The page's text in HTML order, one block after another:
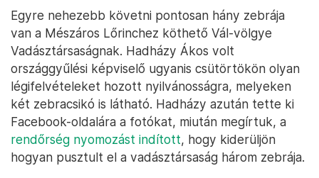
Egyre nehezebb követni pontosan hány zebrája
van a Mészáros Lőrinchez köthető Vál-völgye
Vadásztársaságnak. Hadházy Ákos volt
országgyűlési képviselő ugyanis csütörtökön olyan
légifelvételeket hozott nyilvánosságra, melyeken
két zebracsikó is látható. Hadházy azután tette ki
Facebook-oldalára a fotókat, miután megírtuk, a
rendőrség nyomozást indított, hogy kiderüljön
hogyan pusztult el a vadásztársaság három zebrája.